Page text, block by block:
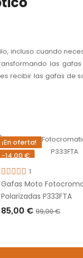
incluso cuando
las
recibir las gafas de
¡En oferta!
-14,00 €
1
Gafas Moto
Polarizadas P333FTA
85,00 € 99,00 €